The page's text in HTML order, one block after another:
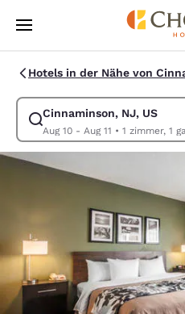
Weiter Zu Hauptinhalt
Hotels in der Nähe von
Cinnaminson, NJ, US
Aug 10 - Aug 11 • 1
Suche für Cinnaminson, NJ, US